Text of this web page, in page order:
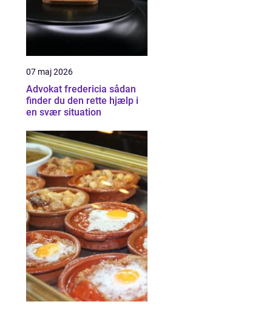
07 maj 2026
Advokat fredericia sådan
finder du den rette hjælp i
en svær situation